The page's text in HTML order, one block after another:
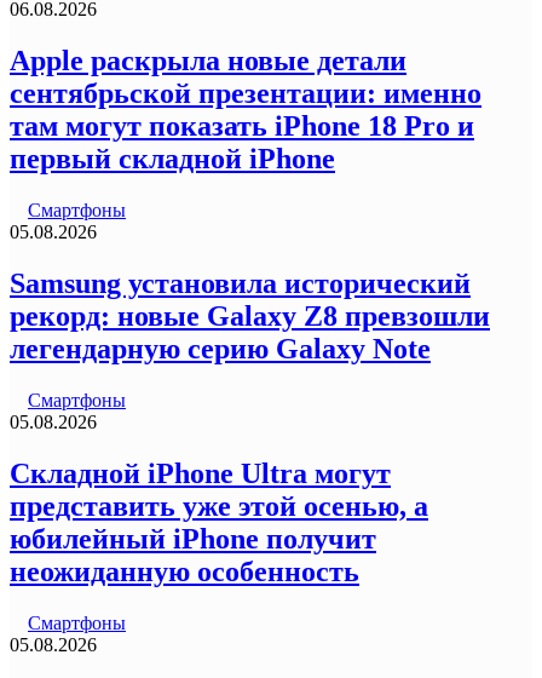
06.08.2026
Apple раскрыла новые детали
сентябрьской презентации: именно
там могут показать iPhone 18 Pro и
первый складной iPhone
Смартфоны
05.08.2026
Samsung установила исторический
рекорд: новые Galaxy Z8 превзошли
легендарную серию Galaxy Note
Смартфоны
05.08.2026
Складной iPhone Ultra могут
представить уже этой осенью, а
юбилейный iPhone получит
неожиданную особенность
Смартфоны
05.08.2026